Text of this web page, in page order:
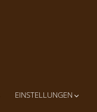
EINSTELLUNGEN